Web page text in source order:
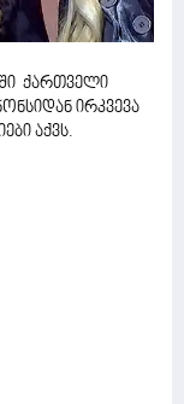
ქართველი
ირკვევა
აქვს.